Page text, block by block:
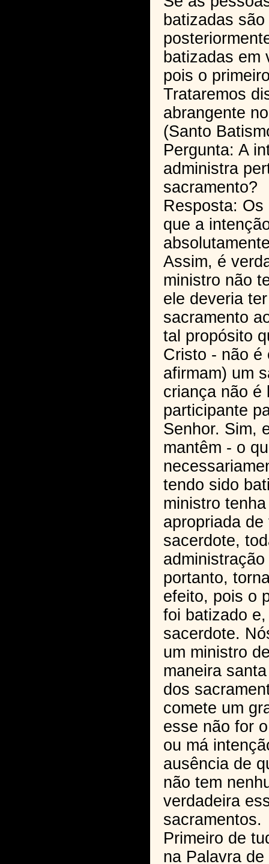
batizadas
batizadas em
pois o
Trataremos
abrangente
(Santo
Pergunta: A
administra
sacramento?
Resposta:
que a
Assim, é
ministro não
ele deveria
sacramento
tal propósito
Cristo - não é
afirmam) um
criança não é
participante
Senhor. Sim,
mantêm - o
tendo sido
ministro
apropriada
sacerdote,
portanto,
efeito, pois o
foi batizado
sacerdote.
um ministro
maneira
dos
comete um
esse não for
ou má
ausência de
não tem
verdadeira
sacramentos.
Primeiro de
na Palavra